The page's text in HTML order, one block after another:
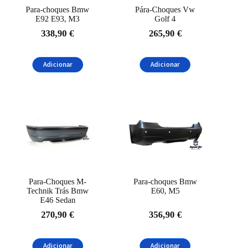
Para-choques Bmw
E92 E93, M3
338,90€
Adicionar
Pára-Choques Vw
Golf 4
265,90 €
Adicionar
Para-Choques M-
Technik Trás Bmw
E46 Sedan
270,90€
Adicionar
Para-choques Bmw
E60, M5
356,90 €
Adicionar